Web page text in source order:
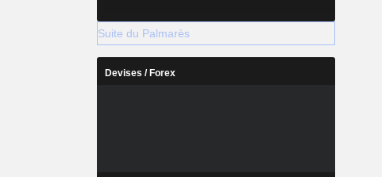
Suite du Palmarès
Devises / Forex